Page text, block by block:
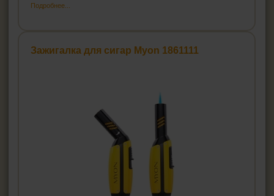
Подробнее...
Зажигалка для сигар Myon 1861111